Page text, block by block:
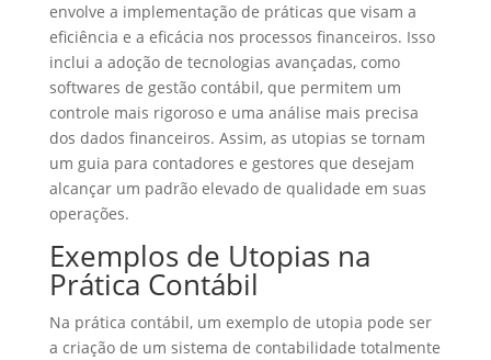
envolve a implementação de práticas que visam a
eficiência e a eficácia nos processos financeiros. Isso
inclui a adoção de tecnologias avançadas, como
softwares de gestão contábil, que permitem um
controle mais rigoroso e uma análise mais precisa
dos dados financeiros. Assim, as utopias se tornam
um guia para contadores e gestores que desejam
alcançar um padrão elevado de qualidade em suas
operações.
Exemplos de Utopias na
Prática Contábil
Na prática contábil, um exemplo de utopia pode ser
a criação de um sistema de contabilidade totalmente